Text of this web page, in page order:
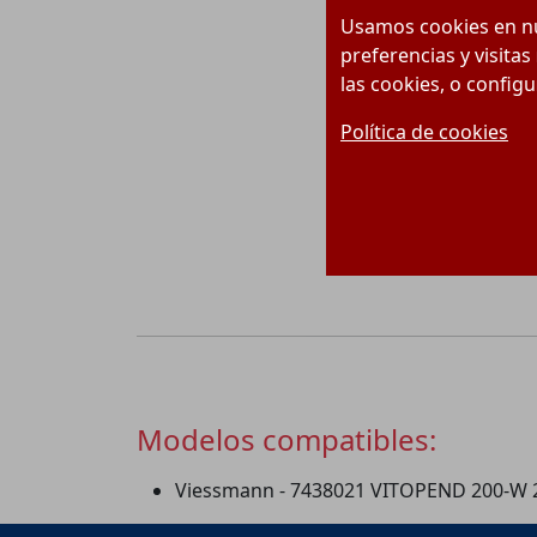
Usamos cookies en
preferencias y
las cookies, o
Política de cookies
Modelos compatibles:
Viessmann - 7438021 VITOPEND 200-W